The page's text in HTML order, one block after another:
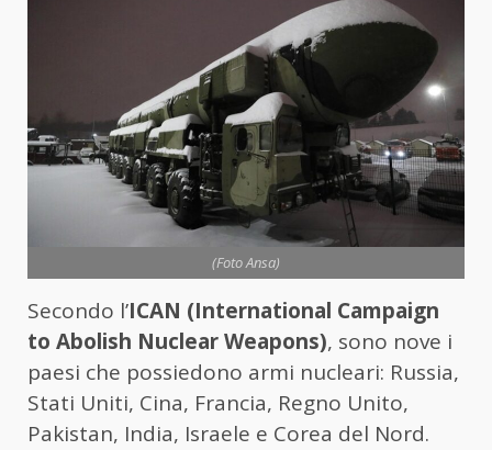
(Foto Ansa)
Secondo l’ICAN (International Campaign
to Abolish Nuclear Weapons), sono nove i
paesi che possiedono armi nucleari: Russia,
Stati Uniti, Cina, Francia, Regno Unito,
Pakistan, India, Israele e Corea del Nord.